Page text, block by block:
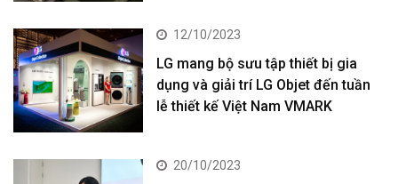
12/10/2023
LG mang bộ sưu tập thiết bị gia
dụng và giải trí LG Objet đến tuần
lễ thiết kế Việt Nam VMARK
20/10/2023